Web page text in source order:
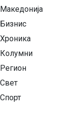
Македонија
Бизнис
Хроника
Колумни
Регион
Свет
Спорт